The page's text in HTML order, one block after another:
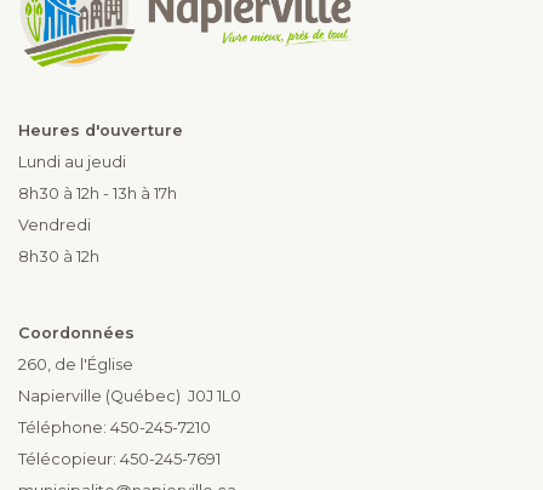
Heures d'ouverture
Lundi au jeudi
8h30 à 12h - 13h à 17h
Vendredi
8h30 à 12h
Coordonnées
260, de l'Église
Napierville (Québec) J0J 1L0
Téléphone: 450-245-7210
Télécopieur: 450-245-7691